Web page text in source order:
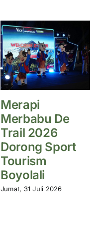
Merapi
Merbabu De
Trail 2026
Dorong Sport
Tourism
Boyolali
Jumat, 31 Juli 2026